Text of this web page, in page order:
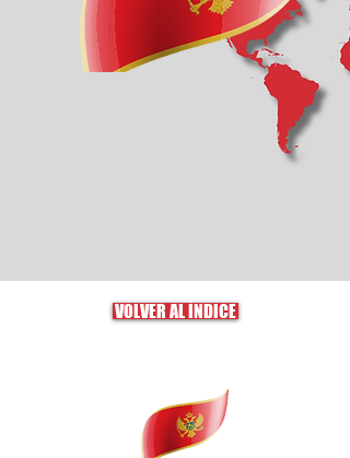
VOLVER AL ÍNDICE